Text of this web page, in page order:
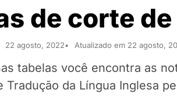
de corte
22 agosto, 2022 Atualizado em 22 agosto,
tabelas você encontra as
Tradução da Língua Inglesa